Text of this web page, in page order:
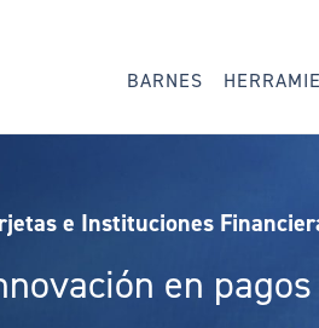
BARNES
e Instituciones
en